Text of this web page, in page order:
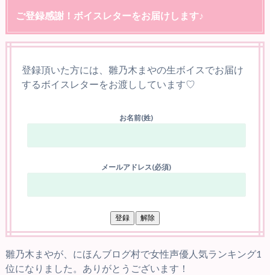
ご登録感謝！ボイスレターをお届けします♪
登録頂いた方には、雛乃木まやの生ボイスでお届け
するボイスレターをお渡ししています♡
お名前(姓)
メールアドレス(必須)
雛乃木まやが、にほんブログ村で女性声優人気ランキング1
位になりました。ありがとうございます！